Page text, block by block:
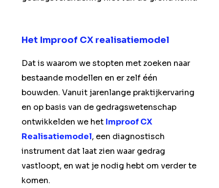
Het Improof CX realisatiemodel
Dat is waarom we stopten met zoeken naar
bestaande modellen en er zelf één
bouwden. Vanuit jarenlange praktijkervaring
en op basis van de gedragswetenschap
ontwikkelden we het Improof CX
Realisatiemodel, een diagnostisch
instrument dat laat zien waar gedrag
vastloopt, en wat je nodig hebt om verder te
komen.